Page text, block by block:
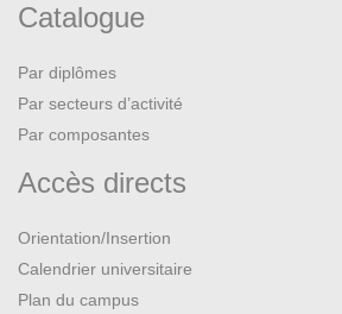
Catalogue
Par diplômes
Par secteurs d’activité
Par composantes
Accès directs
Orientation/Insertion
Calendrier universitaire
Plan du campus